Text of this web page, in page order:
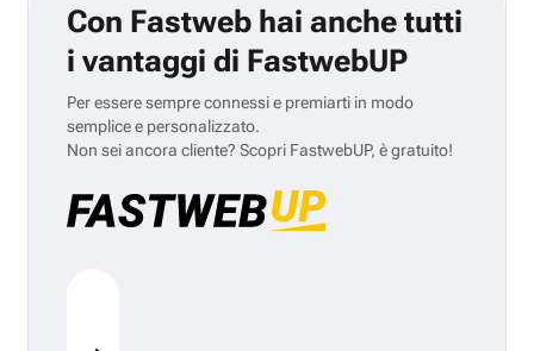
Con Fastweb hai anche tutti
i vantaggi di FastwebUP
Per essere sempre connessi e premiarti in modo
semplice e personalizzato.
Non sei ancora cliente? Scopri FastwebUP, è gratuito!